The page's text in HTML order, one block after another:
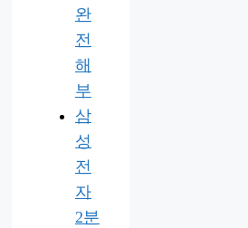
완
전
해
부
삼
성
전
자
2분